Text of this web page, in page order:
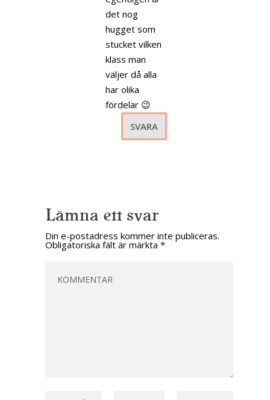
det nog
hugget som
stucket vilken
klass man
väljer då alla
har olika
fördelar 😉
SVARA
Lämna ett svar
Din e-postadress kommer inte publiceras.
Obligatoriska fält är märkta *